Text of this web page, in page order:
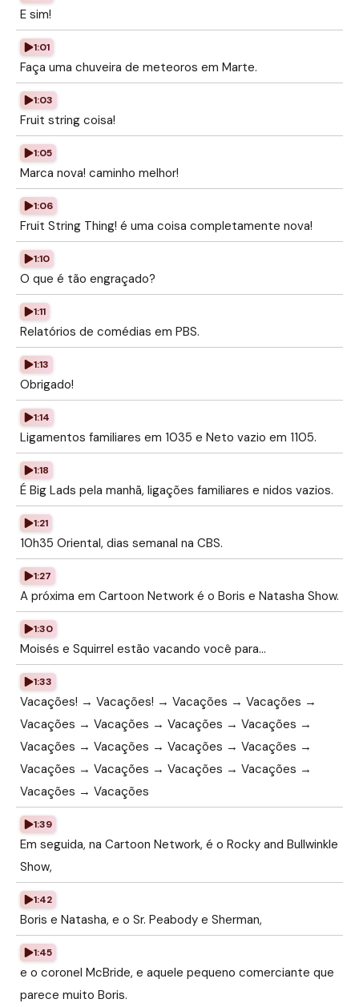
E sim!
1:01
Faça uma chuveira de meteoros em Marte.
1:03
Fruit string coisa!
1:05
Marca nova! caminho melhor!
1:06
Fruit String Thing! é uma coisa completamente nova!
1:10
O que é tão engraçado?
1:11
Relatórios de comédias em PBS.
1:13
Obrigado!
1:14
Ligamentos familiares em 1035 e Neto vazio em 1105.
1:18
É Big Lads pela manhã, ligações familiares e nidos vazios.
1:21
10h35 Oriental, dias semanal na CBS.
1:27
A próxima em Cartoon Network é o Boris e Natasha Show.
1:30
Moisés e Squirrel estão vacando você para...
1:33
Vacações! → Vacações! → Vacações → Vacações →
Vacações → Vacações → Vacações → Vacações →
Vacações → Vacações → Vacações → Vacações →
Vacações → Vacações → Vacações → Vacações →
Vacações → Vacações
1:39
Em seguida, na Cartoon Network, é o Rocky and Bullwinkle
Show,
1:42
Boris e Natasha, e o Sr. Peabody e Sherman,
1:45
e o coronel McBride, e aquele pequeno comerciante que
parece muito Boris.